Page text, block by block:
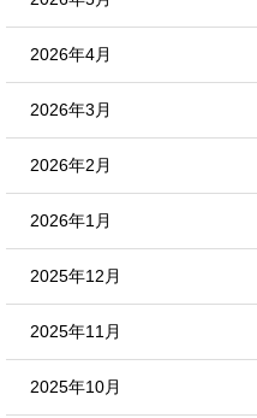
2026年4月
2026年3月
2026年2月
2026年1月
2025年12月
2025年11月
2025年10月